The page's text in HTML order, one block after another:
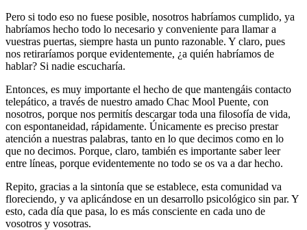
Pero si todo eso no fuese posible, nosotros habríamos cumplido, ya
habríamos hecho todo lo necesario y conveniente para llamar a
vuestras puertas, siempre hasta un punto razonable. Y claro, pues
nos retiraríamos porque evidentemente, ¿a quién habríamos de
hablar? Si nadie escucharía.
Entonces, es muy importante el hecho de que mantengáis contacto
telepático, a través de nuestro amado Chac Mool Puente, con
nosotros, porque nos permitís descargar toda una filosofía de vida,
con espontaneidad, rápidamente. Únicamente es preciso prestar
atención a nuestras palabras, tanto en lo que decimos como en lo
que no decimos. Porque, claro, también es importante saber leer
entre líneas, porque evidentemente no todo se os va a dar hecho.
Repito, gracias a la sintonía que se establece, esta comunidad va
floreciendo, y va aplicándose en un desarrollo psicológico sin par. Y
esto, cada día que pasa, lo es más consciente en cada uno de
vosotros y vosotras.